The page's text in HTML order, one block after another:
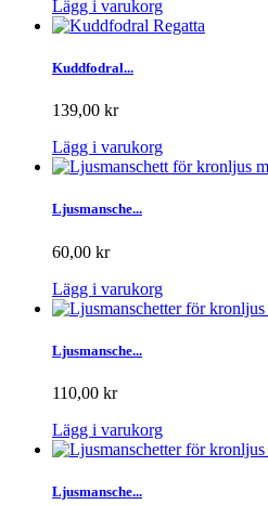
Lägg i varukorg
Kuddfodral...
139,00 kr
Lägg i varukorg
Ljusmansche...
60,00 kr
Lägg i varukorg
Ljusmansche...
110,00 kr
Lägg i varukorg
Ljusmansche...